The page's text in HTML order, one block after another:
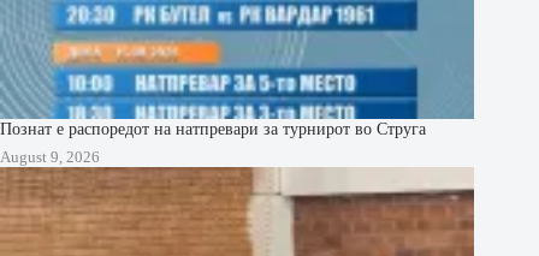
Познат е распоредот на натпревари за турнирот во Струга
August 9, 2026